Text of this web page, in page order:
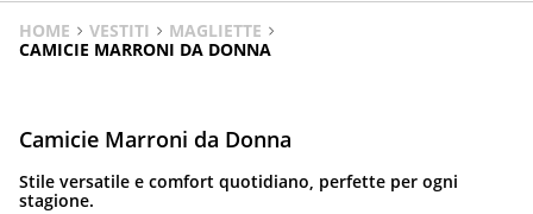
HOME VESTITI
MAGLIETTE
CAMICIE MARRONI DA DONNA
Camicie Marroni da Donna
Stile versatile e comfort quotidiano, perfette per ogni
stagione.